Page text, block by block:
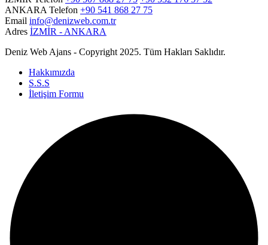
ANKARA Telefon +90 541 868 27 75
Email info@denizweb.com.tr
Adres İZMİR - ANKARA
Deniz Web Ajans - Copyright 2025. Tüm Hakları Saklıdır.
Hakkımızda
S.S.S
İletişim Formu